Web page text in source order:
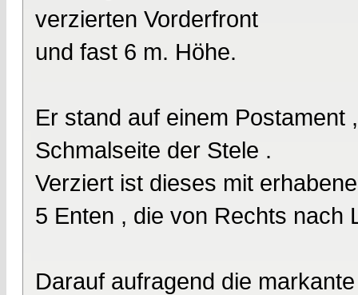
verzierten Vorderfront
und fast 6 m. Höhe.
Er stand auf einem
Schmalseite der Stele .
Verziert ist dieses mit
5 Enten , die von Rechts nach
Darauf aufragend die